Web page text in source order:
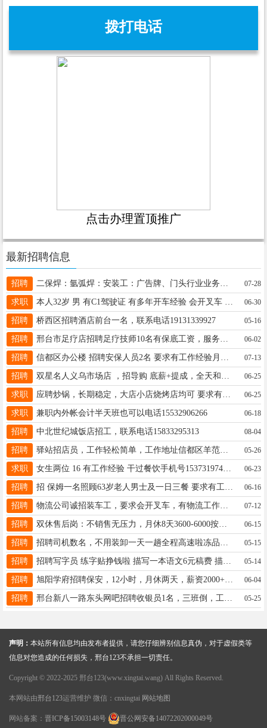
拨打电话
点击办理置顶推广
最新招聘信息
招聘 07-28
求职 06-30
招聘 桥西区招聘酒店前台一名，联系电话19131339927 05-16
招聘 06-02
招聘 07-13
招聘 06-25
求职 应聘炒锅，长期稳定，大店小店烧烤店均可 要求有公休， 联系电话15933726634.微信同号 06-25
求职 兼职内外帐会计半天班也可以电话15532906266 06-18
招聘 中北世纪城饭店招工，联系电话15833295313 08-04
招聘 驿站招店员，工作轻松简单，工作地址信都区羊范镇手机 15903194565 05-26
求职 女生两位 16 有工作经验 干过餐饮手机号15373197432 微信gao-y-r-886 可长期可暑假 06-23
招聘 06-16
招聘 物流公司诚招装车工，要求会开叉车，有物流工作经验者优先，工作地点飞豹物流园，工资6000➕，电话15100900944 07-12
招聘 双休售后岗：不销售无压力，月休8天3600-6000按单量提成，五险+住宿联系17603190775同V 06-15
招聘 05-15
招聘 招聘写字员 练字贴挣钱啦 描写一本语文6元稿费 描写一本英语5元稿费 长期兼职可涨价微信l19931911067 05-14
招聘 旭阳学府招聘保安，12小时，月休两天，薪资2000+100（全勤）+100（绩效），有意联系17531956780 06-04
招聘 05-25
声明： 本站所有信息均由发布者提供，请您仔细辨别信息真伪，对于虚假类等
信息对您造成的任何损失，邢台123不承担一切责任。
Copyright © 2022-2025 邢台123(www.xingtai.wang) All Rights Reserved.
本网站由邢台123运营维护 微信：cnxingtai 网站地图
网站备案： 晋ICP备15003148号 晋公网安备14072202000049号